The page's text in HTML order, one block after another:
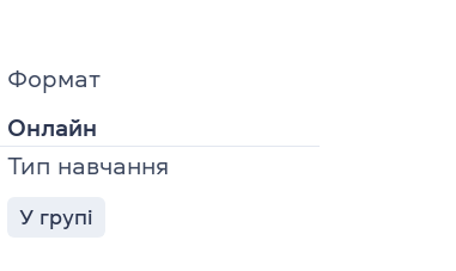
Формат
Онлайн
Тип навчання
У групі